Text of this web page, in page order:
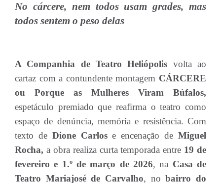
No cárcere, nem todos usam grades, mas
todos sentem o peso delas
A Companhia de Teatro Heliópolis volta ao
cartaz com a contundente montagem CÁRCERE
ou Porque as Mulheres Viram Búfalos,
espetáculo premiado que reafirma o teatro como
espaço de denúncia, memória e resistência. Com
texto de Dione Carlose encenação deMiguel
Rocha, a obra realiza curta temporada entre 19 de
fevereiro e 1.º de março de 2026, na Casa de
Teatro Mariajosé de Carvalho, nobairro do